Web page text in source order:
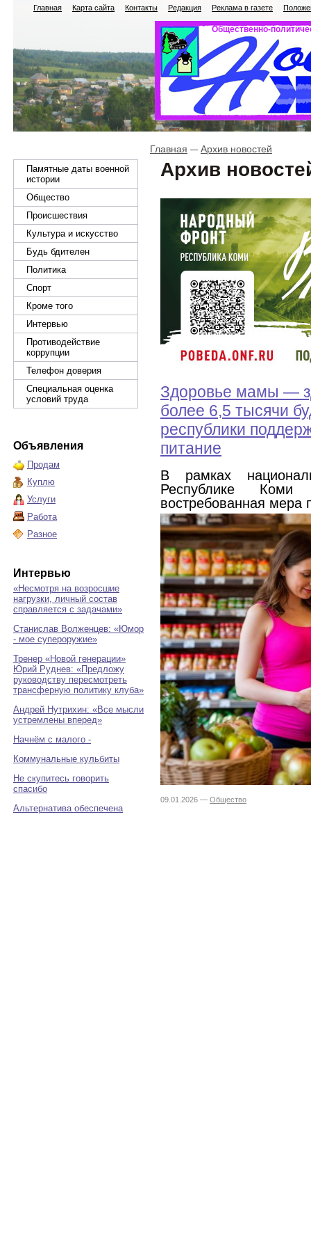
Главная Карта сайта Контакты Редакция Реклама в газете
Общественно-
Памятные даты военной
истории
Общество
Происшествия
Культура и искусство
Будь бдителен
Политика
Спорт
Кроме того
Интервью
Противодействие
коррупции
Телефон доверия
Специальная оценка
условий труда
Объявления
Продам
Куплю
Услуги
Работа
Разное
Интервью
«Несмотря на возросшие
нагрузки, личный состав
справляется с задачами»
Станислав Волженцев: «Юмор
- мое супероружие»
Тренер «Новой генерации»
Юрий Руднев: «Предложу
руководству пересмотреть
трансферную политику клуба»
Андрей Нутрихин: «Все мысли
устремлены вперед»
Начнём с малого -
Коммунальные кульбиты
Не скупитесь говорить
спасибо
Альтернатива обеспечена
Главная Архив новостей
Архив
Здоровье мамы —
более 6,5 тысячи
республики
питание
В рамках
Республике Коми
востребованная
09.01.2026 — Общество